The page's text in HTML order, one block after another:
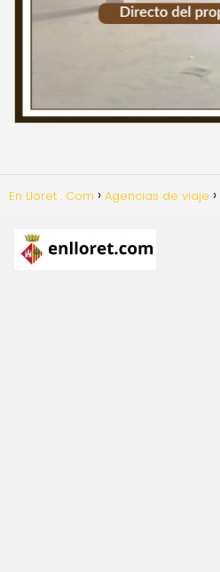
En Lloret . Com Agencias de viaje